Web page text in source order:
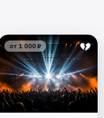
от 1 000 ₽